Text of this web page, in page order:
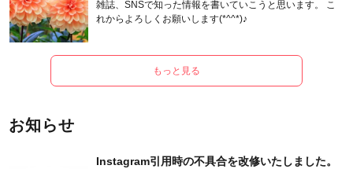
雑誌、SNSで知った情報を書いていこうと思います。 こ
れからよろしくお願いします(*^^*)♪
もっと見る
お知らせ
Instagram引用時の不具合を改修いたしました。